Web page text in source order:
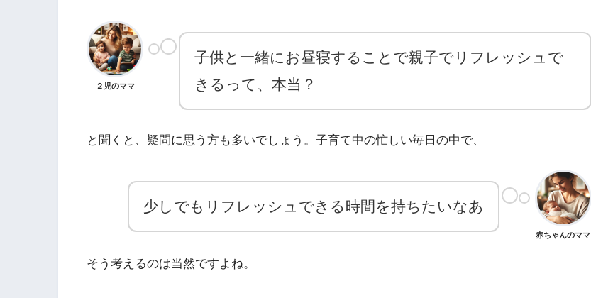
２児のママ
子供と一緒にお昼寝することで親子でリフレッシュで
きるって、本当？
と聞くと、疑問に思う方も多いでしょう。子育て中の忙しい毎日の中で、
赤ちゃんのママ
少しでもリフレッシュできる時間を持ちたいなあ
そう考えるのは当然ですよね。